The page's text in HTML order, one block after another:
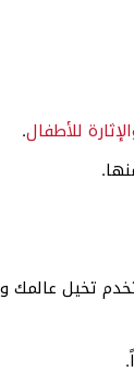
للأطفال.
تخيل عالمك